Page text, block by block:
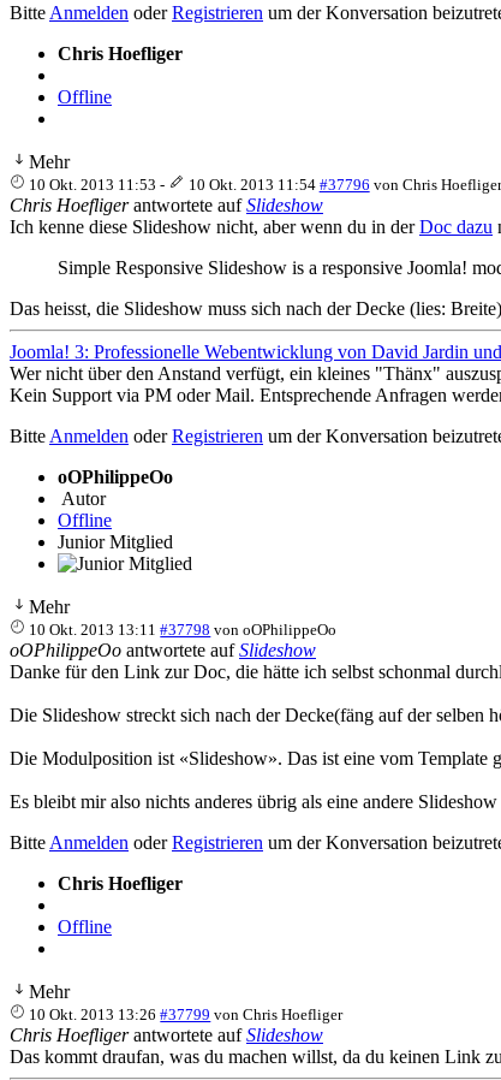
Bitte Anmelden oderRegistrieren um der Konversation
Chris Hoefliger
Offline
Mehr
10 Okt. 2013 11:53 - 10 Okt. 2013 11:54 #37796 von Chris Hoefliger
Chris Hoefligerantwortete aufSlideshow
Ich kenne diese Slideshow nicht, aber wenn du in derDoc dazu
Simple Responsive Slideshow is a responsive Joomla!
Das heisst, die Slideshow muss sich nach der Decke (lies:
Joomla! 3: Professionelle Webentwicklung von David Jardin
Wer nicht über den Anstand verfügt, ein kleines "Thänx"
Kein Support via PM oder Mail. Entsprechende Anfragen
Bitte Anmelden oderRegistrieren um der Konversation
oOPhilippeOo
Autor
Offline
Junior Mitglied
Mehr
10 Okt. 2013 13:11 #37798 vonoOPhilippeOo
oOPhilippeOo antwortete aufSlideshow
Danke für den Link zur Doc, die hätte ich selbst schonmal
Die Slideshow streckt sich nach der Decke(fäng auf der selben
Die Modulposition ist «Slideshow». Das ist eine vom Template
Es bleibt mir also nichts anderes übrig als eine andere Slideshow
Bitte Anmelden oderRegistrieren um der Konversation
Chris Hoefliger
Offline
Mehr
10 Okt. 2013 13:26 #37799 vonChris Hoefliger
Chris Hoefligerantwortete aufSlideshow
Das kommt draufan, was du machen willst, da du keinen Link